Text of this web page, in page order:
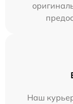
Наш